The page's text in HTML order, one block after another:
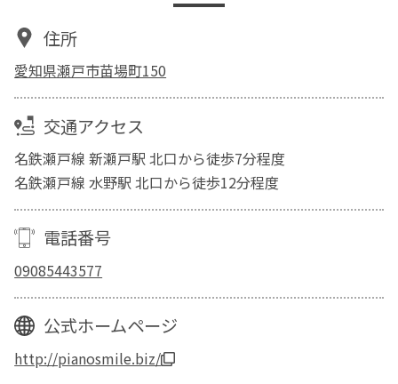
住所
愛知県瀬戸市苗場町150
交通アクセス
名鉄瀬戸線 新瀬戸駅 北口から徒歩7分程度
名鉄瀬戸線 水野駅 北口から徒歩12分程度
電話番号
09085443577
公式ホームページ
http://pianosmile.biz/